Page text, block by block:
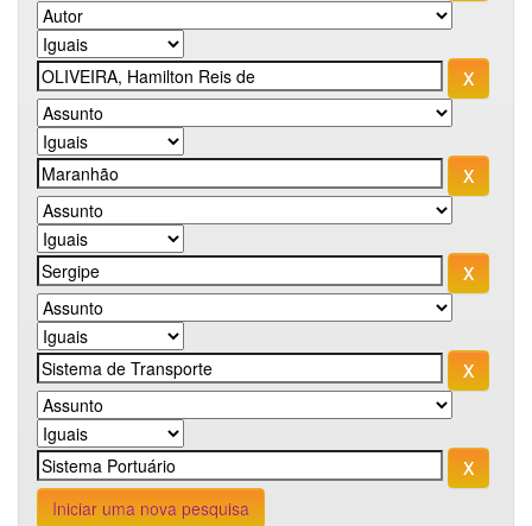
Iniciar uma nova pesquisa